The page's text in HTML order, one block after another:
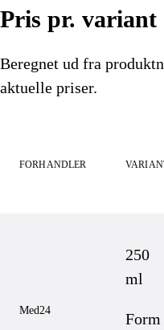
Pris pr. variant
Beregnet ud fra
aktuelle priser.
FORHANDLER
Med24
250
ml
Form